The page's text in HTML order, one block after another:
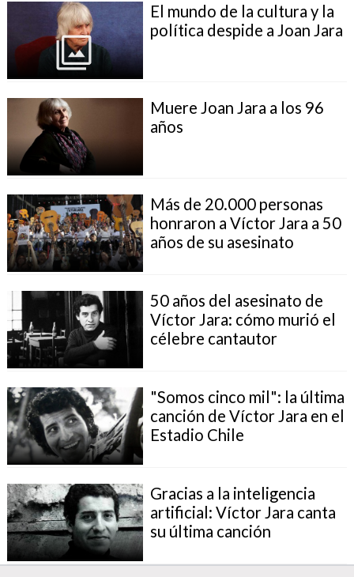
El mundo de la cultura y la
política despide a Joan Jara
Muere Joan Jara a los 96
años
Más de 20.000 personas
honraron a Víctor Jara a 50
años de su asesinato
50 años del asesinato de
Víctor Jara: cómo murió el
célebre cantautor
"Somos cinco mil": la última
canción de Víctor Jara en el
Estadio Chile
Gracias a la inteligencia
artificial: Víctor Jara canta
su última canción